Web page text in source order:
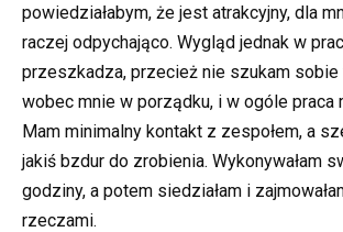
powiedziałabym, że jest atrakcyjny, dla
raczej odpychająco. Wygląd jednak w
przeszkadza, przecież nie szukam
wobec mnie w porządku, i w ogóle praca
Mam minimalny kontakt z zespołem, a
jakiś bzdur do zrobienia. Wykonywałam
godziny, a potem siedziałam i
rzeczami.